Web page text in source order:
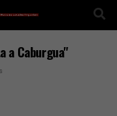
a Caburgua"